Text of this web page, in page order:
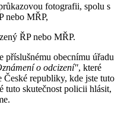
fotografii, spolu s
nebo MŘP,
ŘP nebo MŘP.
příslušnému obecnímu úřadu
o odcizení", které
republiky, kde jste tuto
tuto skutečnost policii hlásit,